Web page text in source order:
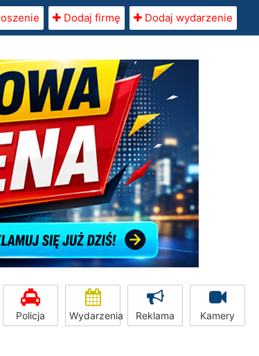
Dodaj firmę Dodaj wydarzenie
Policja Wydarzenia Reklama Kamery